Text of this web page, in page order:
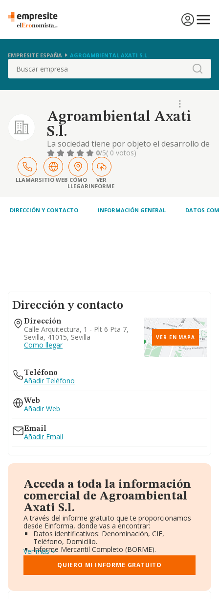
EMPRESITE ESPAÑA AGROAMBIENTAL AXATI S.L.
Buscar
Agroambiental Axati
S.l.
La sociedad tiene por objeto el desarrollo de
las actividades correspondientes a los
siguientes códigos y descripciones de la
clasificación nacional de actividades
económicas: actividad principal: cultivo de
cereales -excepto arroz-, leguminosas y
0/5( 0 votos)
LLAMARSITIO WEB CÓMO
LLEGAR
VER
INFORME
DIRECCIÓN Y CONTACTO INFORMACIÓN GENERAL DATOS
Dirección y contacto
Dirección
Calle Arquitectura, 1 - Plt 6 Pta 7,
Sevilla, 41015, Sevilla
Como llegar
VER EN MAPA
Teléfono
Añadir Teléfono
Web
Añadir Web
Email
Añadir Email
Acceda a toda la información
comercial de Agroambiental
Axati S.l.
A través del informe gratuito que te proporcionamos
desde Einforma, donde vas a encontrar:
Datos identificativos: Denominación, CIF,
Teléfono, Domicilio.
Informe Mercantil Completo (BORME).
Gráficos de Evolución Ventas y Empleados.
Consejo de Administración y Administradores.
Directivos y Ejecutivos.
Ver más
QUIERO MI INFORME GRATUITO